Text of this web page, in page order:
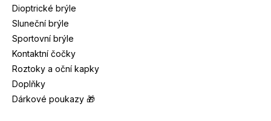
Dioptrické brýle
Sluneční brýle
Sportovní brýle
Kontaktní čočky
Roztoky a oční kapky
Doplňky
Dárkové poukazy 🎁